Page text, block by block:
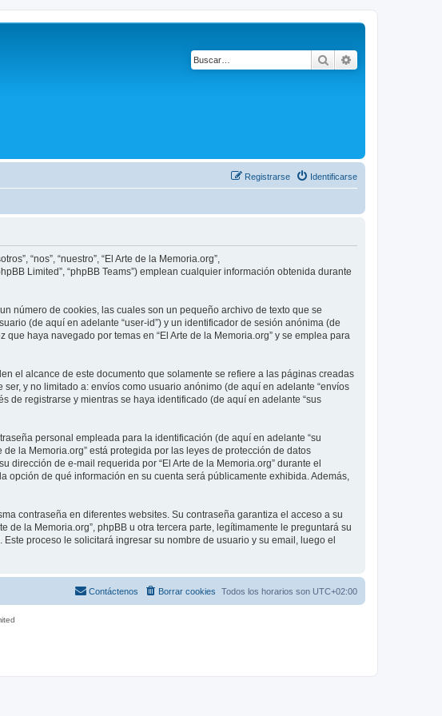
Buscar
Identificarse
Registrarse
“nos”, “nuestro”, “El Arte de la Memoria.org”,
Limited”, “phpBB Teams”) emplean cualquier información obtenida durante
número de cookies, las cuales son un pequeño archivo de texto que se
(de aquí en adelante “user-id”) y un identificador de sesión anónima (de
haya navegado por temas en “El Arte de la Memoria.org” y se emplea para
el alcance de este documento que solamente se refiere a las páginas creadas
y no limitado a: envíos como usuario anónimo (de aquí en adelante “envíos
de registrarse y mientras se haya identificado (de aquí en adelante “sus
personal empleada para la identificación (de aquí en adelante “su
la Memoria.org” está protegida por las leyes de protección de datos
de e-mail requerida por “El Arte de la Memoria.org” durante el
opción de qué información en su cuenta será públicamente exhibida. Además,
contraseña en diferentes websites. Su contraseña garantiza el acceso a su
de la Memoria.org”, phpBB u otra tercera parte, legítimamente le preguntará su
proceso le solicitará ingresar su nombre de usuario y su email, luego el
Todos los horarios son UTC+02:00
Borrar cookies
Contáctenos